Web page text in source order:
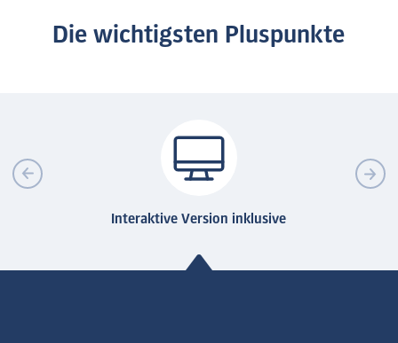
Die wichtigsten Pluspunkte
Interaktive Version inklusive